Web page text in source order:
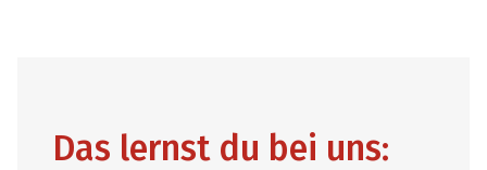
Das lernst du bei uns: